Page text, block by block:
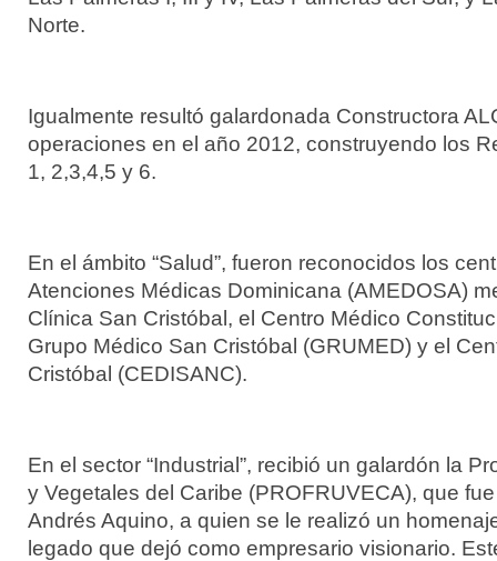
Norte.
Igualmente resultó galardonada Constructora
operaciones en el año 2012, construyendo los
1, 2,3,4,5 y 6.
En el ámbito “Salud”, fueron reconocidos los
Atenciones Médicas Dominicana (AMEDOSA)
Clínica San Cristóbal, el Centro Médico
Grupo Médico San Cristóbal (GRUMED) y el
Cristóbal (CEDISANC).
En el sector “Industrial”, recibió un galardón la
y Vegetales del Caribe (PROFRUVECA), que
Andrés Aquino, a quien se le realizó un
legado que dejó como empresario visionario.